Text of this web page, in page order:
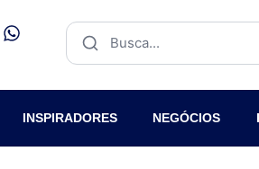
INSPIRADORES NEGÓCIOS